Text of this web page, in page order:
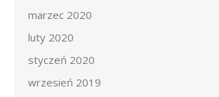
marzec 2020
luty 2020
styczeń 2020
wrzesień 2019